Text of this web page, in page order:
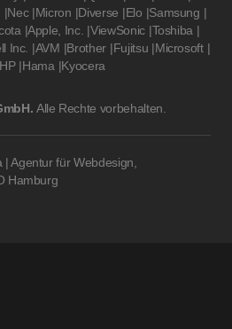
|Nec |Micron |Diverse |Elo |Samsung |
|Apple, Inc. |ViewSonic |Toshiba |
Inc. |AVM |Brother |Fujitsu |Microsoft |
HP |Hama |Kyocera
Alle Rechte vorbehalten.
| Agentur für Webdesign,
Hamburg